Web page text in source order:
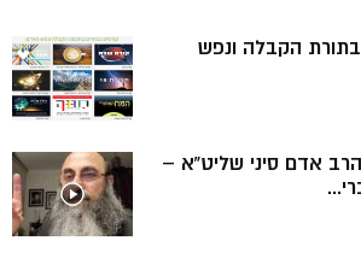
בתורת הקבלה ונפש
אדם סיני שליט”א –